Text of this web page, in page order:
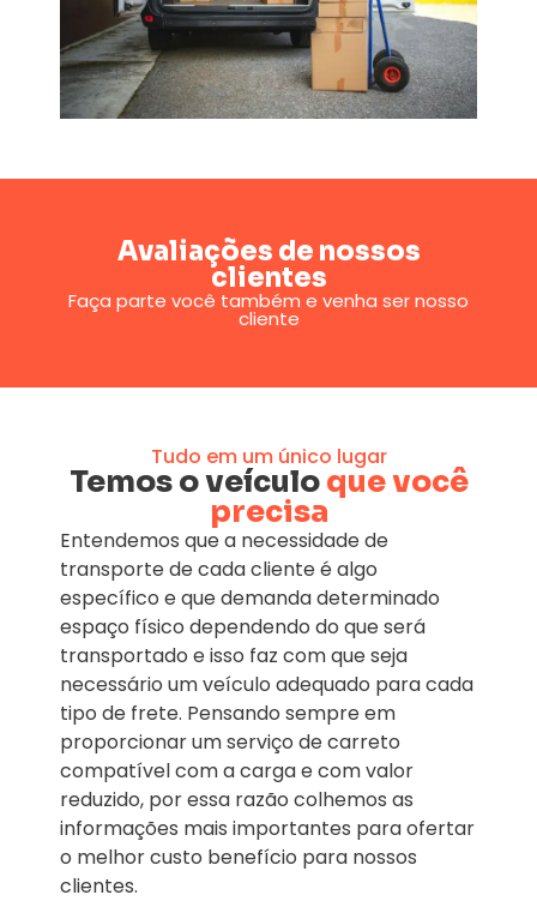
Avaliações de nossos
clientes
Faça parte você também e venha ser nosso
cliente
Tudo em um único lugar
Temos o veículoque você
precisa
Entendemos que a necessidade de
transporte de cada cliente é algo
específico e que demanda determinado
espaço físico dependendo do que será
transportado e isso faz com que seja
necessário um veículo adequado para cada
tipo de frete. Pensando sempre em
proporcionar um serviço de carreto
compatível com a carga e com valor
reduzido, por essa razão colhemos as
informações mais importantes para ofertar
o melhor custo benefício para nossos
clientes.